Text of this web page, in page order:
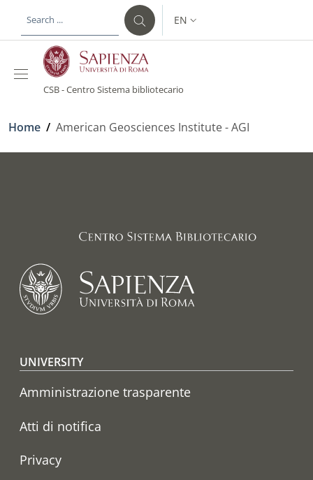
LANGUAGE SWITCHER:
EN
CSB - Centro Sistema bibliotecario
Breadcrumb
Home / American Geosciences Institute - AGI
Footer menu
UNIVERSITY
Amministrazione trasparente
Atti di notifica
Privacy